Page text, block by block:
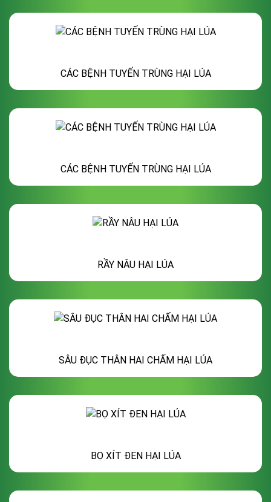
CÁC BỆNH TUYẾN TRÙNG HẠI LÚA
CÁC BỆNH TUYẾN TRÙNG HẠI LÚA
RẦY NÂU HẠI LÚA
SÂU ĐỤC THÂN HAI CHẤM HẠI LÚA
BỌ XÍT ĐEN HẠI LÚA